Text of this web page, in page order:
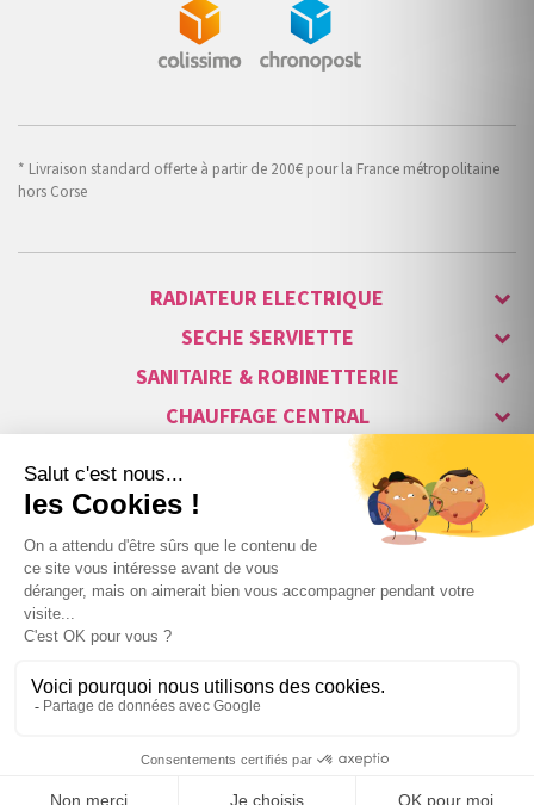
au lieu de
4 032,22 €TTC −
* Livraison standard offerte à partir de 200€ pour la France métropolitaine
hors Corse
RADIATEUR ELECTRIQUE
SECHE SERVIETTE
SANITAIRE & ROBINETTERIE
CHAUFFAGE CENTRAL
ALARME & SÉCURITÉ
MAISON CONNECTÉE
VISIOPHONE & INTERPHONE
LUMINAIRES & ECLAIRAGE